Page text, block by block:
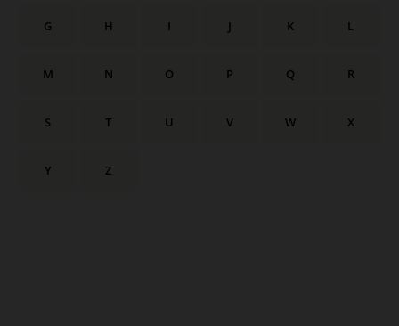
G H I J K L
M N O P Q R
S T U V W X
Y Z